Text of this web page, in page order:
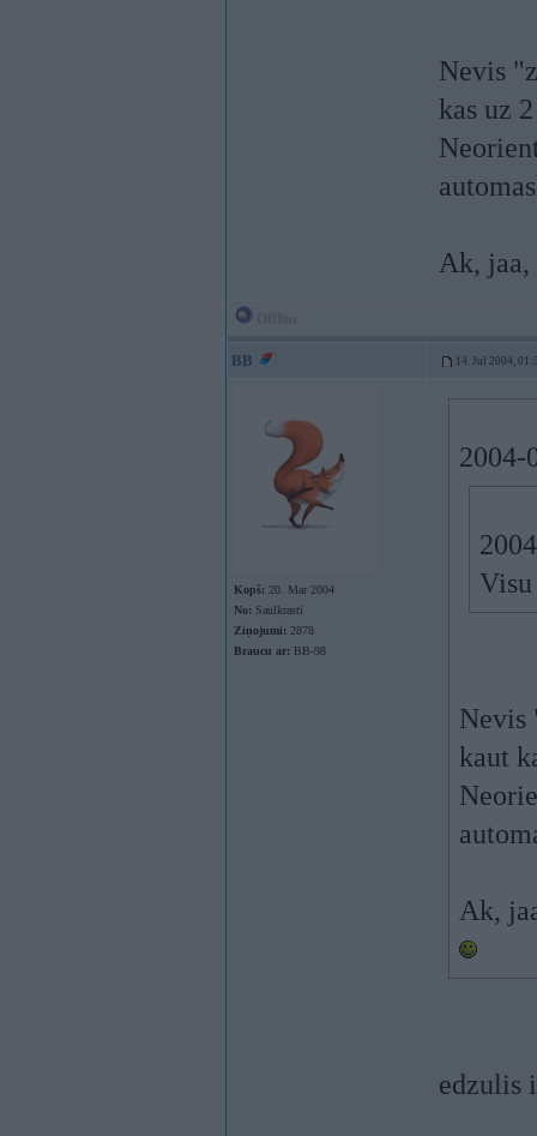
Nevis
kas uz
Ak,
BB 14. Jul 2004,
Kopš: 20. Mar 2004
No: Saulkrasti
Ziņojumi: 2878
Braucu ar: BB-98
2004-
Nevis
kaut
Ak,
edzulis